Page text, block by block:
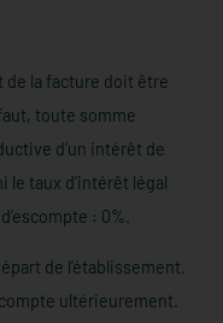
de la facture doit être
toute somme
d’un intérêt de
le taux d’intérêt légal
: 0%.
de l’établissement.
ultérieurement.